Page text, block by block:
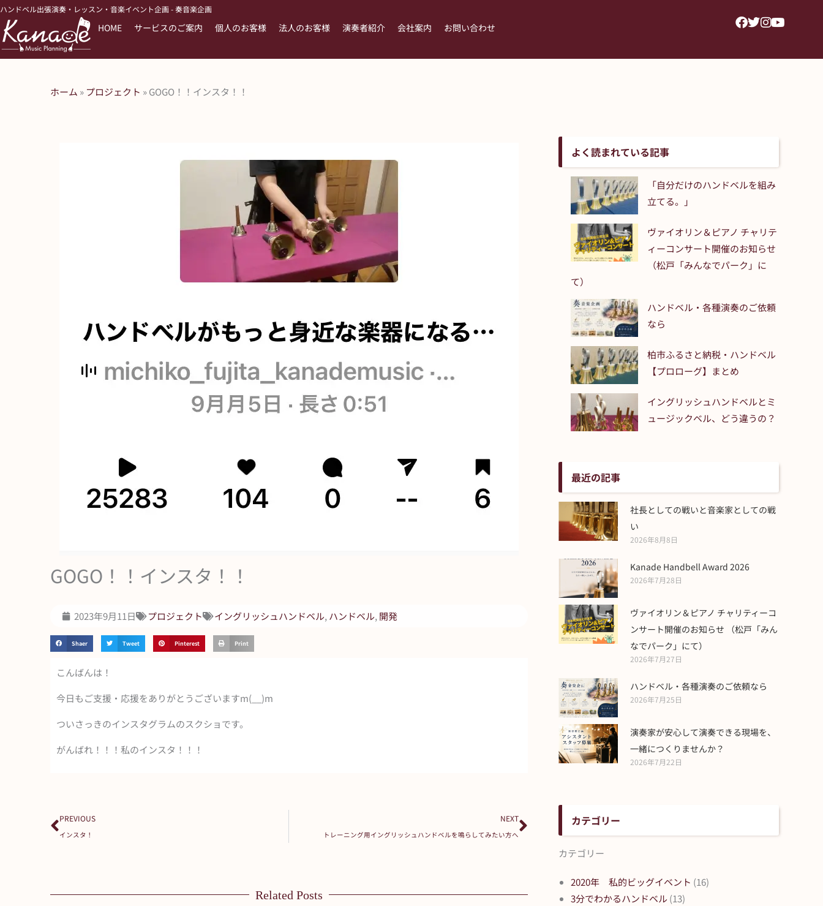
内
容
を
ス
ハンドベル出張演奏・レッスン・音楽イベント企画 - 奏音楽企画
HOME サービスのご案内 個人のお客様 法人のお客様 演奏者紹介 会社案内 お問い合わせ
ホーム » プロジェクト »GOGO！！インスタ！！
GOGO！！インスタ！！
2023年9月11日 プロジェクト イングリッシュハンドベル, ハンドベル, 開発
Shaer Tweet Pinterest Print
こんばんは！
今日もご支援・応援をありがとうございますm(__)m
ついさっきのインスタグラムのスクショです。
がんばれ！！！私のインスタ！！！
PREVIOUS
インスタ！
NEXT
トレーニング用イングリッシュハンドベルを鳴らしてみたい方へ
Related Posts
よく読まれている記事
「自分だけのハンドベルを組み
立てる。」
ヴァイオリン＆ピアノ チャリテ
ィーコンサート開催のお知らせ
（松戸「みんなでパーク」に
て）
ハンドベル・各種演奏のご依頼
なら
柏市ふるさと納税・ハンドベル
【プロローグ】まとめ
イングリッシュハンドベルとミ
ュージックベル、どう違うの？
最近の記事
社長としての戦いと音楽家としての戦
い
2026年8月8日
Kanade Handbell Award 2026
2026年7月28日
ヴァイオリン＆ピアノ チャリティーコ
ンサート開催のお知らせ （松戸「みん
なでパーク」にて）
2026年7月27日
ハンドベル・各種演奏のご依頼なら
2026年7月25日
演奏家が安心して演奏できる現場を、
一緒につくりませんか？
2026年7月22日
カテゴリー
カテゴリー
2020年 私的ビッグイベント (16)
3分でわかるハンドベル (13)